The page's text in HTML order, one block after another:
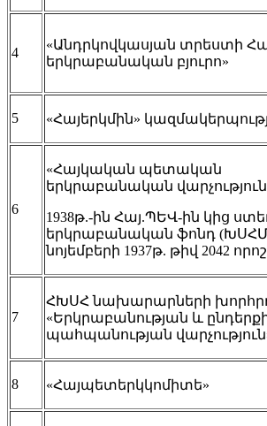
4
«Անդրկովկասյան տրեստի
երկրաբանական բյուրո»
5 «Հայերկմին»
6
«Հայկական պետական
երկրաբանական
1938թ.-ին Հայ.ՊԵՎ-ին կից
երկրաբանական ֆոնդ
նոյեմբերի 1937թ. թիվ 2042
7
ՀԽՍՀ նախարարների
«Երկրաբանության և
պահպանության
8 «Հայպետերկկոմիտե»